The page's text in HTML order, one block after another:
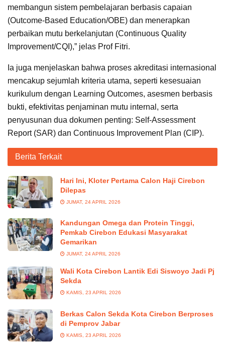
membangun sistem pembelajaran berbasis capaian
(Outcome-Based Education/OBE) dan menerapkan
perbaikan mutu berkelanjutan (Continuous Quality
Improvement/CQI),” jelas Prof Fitri.
Ia juga menjelaskan bahwa proses akreditasi internasional
mencakup sejumlah kriteria utama, seperti kesesuaian
kurikulum dengan Learning Outcomes, asesmen berbasis
bukti, efektivitas penjaminan mutu internal, serta
penyusunan dua dokumen penting: Self-Assessment
Report (SAR) dan Continuous Improvement Plan (CIP).
Berita Terkait
Hari Ini, Kloter Pertama Calon Haji Cirebon
Dilepas
JUMAT, 24 APRIL 2026
Kandungan Omega dan Protein Tinggi,
Pemkab Cirebon Edukasi Masyarakat
Gemarikan
JUMAT, 24 APRIL 2026
Wali Kota Cirebon Lantik Edi Siswoyo Jadi Pj
Sekda
KAMIS, 23 APRIL 2026
Berkas Calon Sekda Kota Cirebon Berproses
di Pemprov Jabar
KAMIS, 23 APRIL 2026